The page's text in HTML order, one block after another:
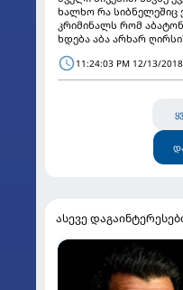
ხალხო რა სიბნელეშიც
კრიმინალს რომ
ხდება აბა არხარ
11:24:03 PM 12/13/2018
ასევე